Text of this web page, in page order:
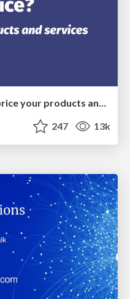
What's in a price? How to price your products and services
247 13k